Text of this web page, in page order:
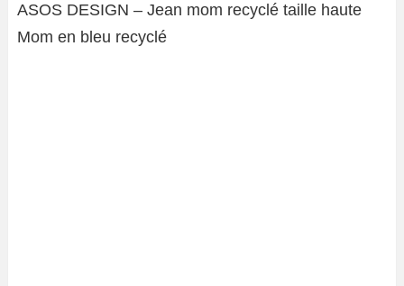
ASOS DESIGN – Jean mom recyclé taille haute
Mom en bleu recyclé